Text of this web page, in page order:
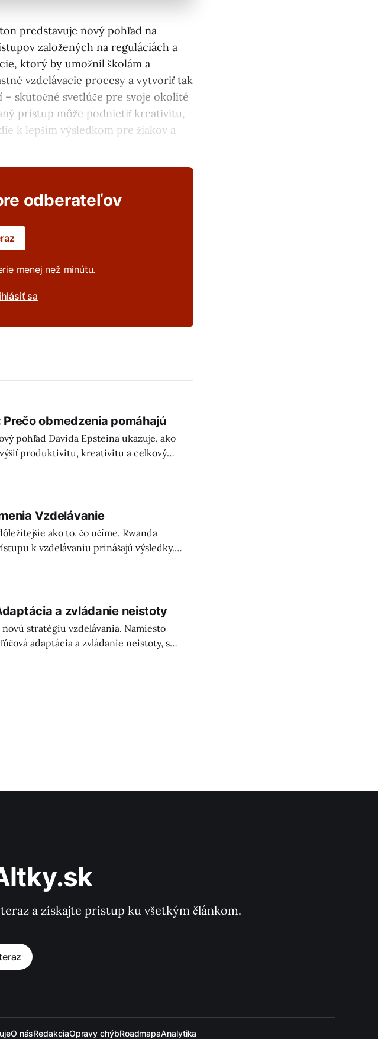
predstavuje nový pohľad na
založených na reguláciách a
ktorý by umožnil školám a
vzdelávacie procesy a vytvoriť tak
skutočné svetlúče pre svoje okolité
prístup môže podnietiť kreativitu,
k lepším výsledkom pre žiakov a
odberateľov
menej než minútu.
sa
obmedzenia pomáhajú
pohľad Davida Epsteina ukazuje, ako
produktivitu, kreativitu a celkový
Vzdelávanie
ako to, čo učíme. Rwanda
k vzdelávaniu prinášajú výsledky.
a silná komunita.
a zvládanie neistoty
stratégiu vzdelávania. Namiesto
adaptácia a zvládanie neistoty, s
a kritické myslenie v ére AI.
a získajte prístup ku všetkým článkom.
O násRedakciaOpravy chýbRoadmapaAnalytika